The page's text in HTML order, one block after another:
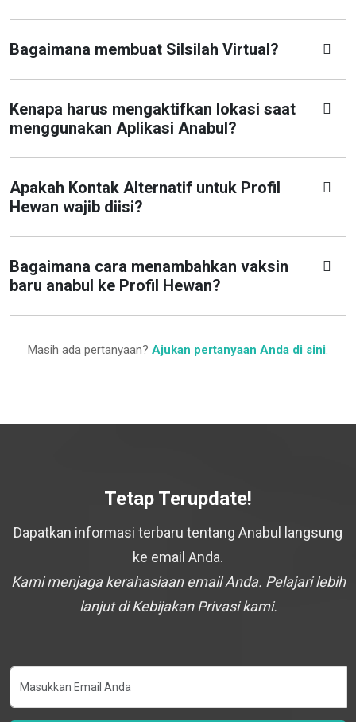
Bagaimana membuat Silsilah Virtual?
Kenapa harus mengaktifkan lokasi saat
menggunakan Aplikasi Anabul?
Apakah Kontak Alternatif untuk Profil
Hewan wajib diisi?
Bagaimana cara menambahkan vaksin
baru anabul ke Profil Hewan?
Masih ada pertanyaan? Ajukan pertanyaan Anda di sini.
Tetap Terupdate!
Dapatkan informasi terbaru tentang Anabul langsung
ke email Anda.
Kami menjaga kerahasiaan email Anda. Pelajari lebih
lanjut di Kebijakan Privasi kami.